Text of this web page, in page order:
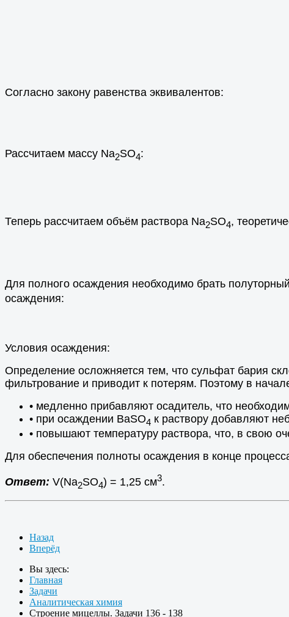
Согласно закону равенства эквивалентов:
Рассчитаем массу Na2SO4:
Теперь рассчитаем объём раствора Na2SO4,
Для полного осаждения необходимо брать
осаждения:
Условия осаждения:
Определение осложняется тем, что сульфат бария
фильтрование и приводит к потерям. Поэтому в
• медленно прибавляют осадитель, что
• при осаждении ВаSO4 к раствору добавляют
• повышают температуру раствора, что, в свою
Для обеспечения полноты осаждения в конце
Ответ: V(Na2SO4) = 1,25 см3.
Назад
Вперёд
Вы здесь:
Главная
Задачи
Аналитическая химия
Строение мицеллы. Задачи 136 - 138